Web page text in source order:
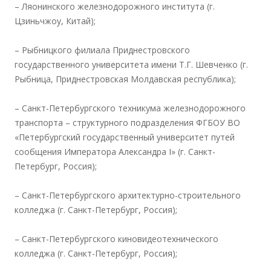
– Ляонинского железнодорожного института (г.
Цзиньчжоу, Китай);
– Рыбницкого филиала Приднестровского
государственного университета имени Т.Г. Шевченко (г.
Рыбница, Приднестровская Молдавская республика);
– Санкт-Петербургского техникума железнодорожного
транспорта – структурного подразделения ФГБОУ ВО
«Петербургский государственный университет путей
сообщения Императора Александра I» (г. Санкт-
Петербург, Россия);
– Санкт-Петербургского архитектурно-строительного
колледжа (г. Санкт-Петербург, Россия);
– Санкт-Петербургского киновидеотехнического
колледжа (г. Санкт-Петербург, Россия);